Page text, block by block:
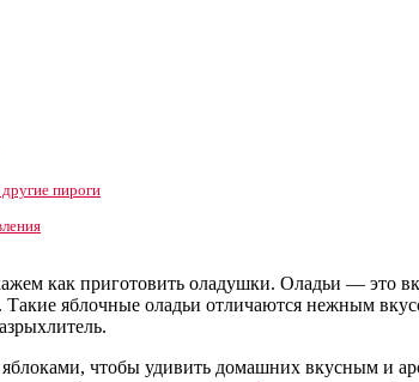
пироги
как приготовить оладушки. Оладьи — это
яблочные оладьи отличаются нежным
чтобы удивить домашних вкусным и